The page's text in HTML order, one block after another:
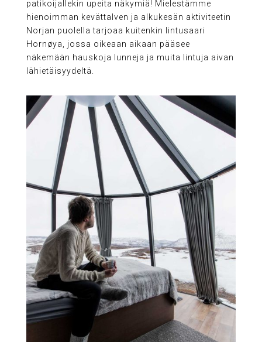
patikoijallekin upeita näkymiä! Mielestämme
hienoimman kevättalven ja alkukesän aktiviteetin
Norjan puolella tarjoaa kuitenkin lintusaari
Hornøya, jossa oikeaan aikaan pääsee
näkemään hauskoja lunneja ja muita lintuja aivan
lähietäisyydeltä.